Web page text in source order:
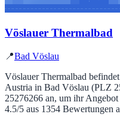
Vöslauer Thermalbad
📍Bad Vöslau
Vöslauer Thermalbad
Austria in Bad Vöslau (PLZ
25276266 an, um ihr
4.5/5 aus 1354 Bewertungen